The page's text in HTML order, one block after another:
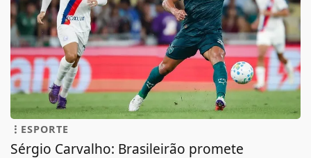
ESPORTE
Sérgio Carvalho: Brasileirão promete